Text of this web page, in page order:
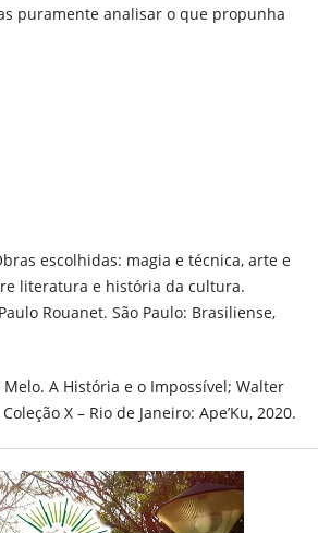
puramente analisar o que propunha
escolhidas: magia e técnica, arte e
literatura e história da cultura.
Rouanet. São Paulo: Brasiliense,
Melo. A História e o Impossível; Walter
X – Rio de Janeiro: Ape’Ku, 2020.